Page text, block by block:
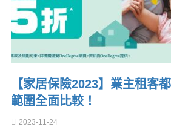
【家居保險2023】業主租客
範圍全面比較！
2023-11-24